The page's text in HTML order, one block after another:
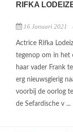
RIFKA
16 Januari 2021
Actrice Rifka
tegenop om in het
haar vader Frank
erg nieuwsgierig
voorbij de oorlog
de Sefardische v ...